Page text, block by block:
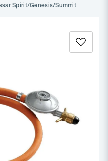
Spirit/Genesis/Summit